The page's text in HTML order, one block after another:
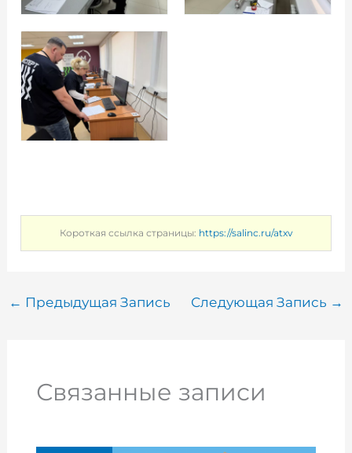
Короткая ссылка страницы: https://salinc.ru/atxv
← Предыдущая Запись Следующая Запись →
Связанные записи